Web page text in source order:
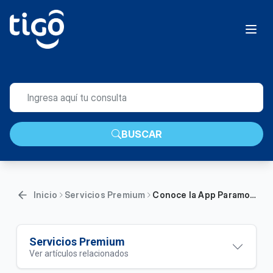
BUSCAR
Inicio Servicios Premium Conoce la App Paramount+ Tigo | Hogar
Servicios Premium
Ver artículos relacionados